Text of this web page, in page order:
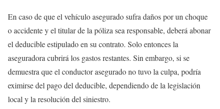
En caso de que el vehículo asegurado sufra daños por un choque
o accidente y el titular de la póliza sea responsable, deberá abonar
el deducible estipulado en su contrato. Solo entonces la
aseguradora cubrirá los gastos restantes. Sin embargo, si se
demuestra que el conductor asegurado no tuvo la culpa, podría
eximirse del pago del deducible, dependiendo de la legislación
local y la resolución del siniestro.